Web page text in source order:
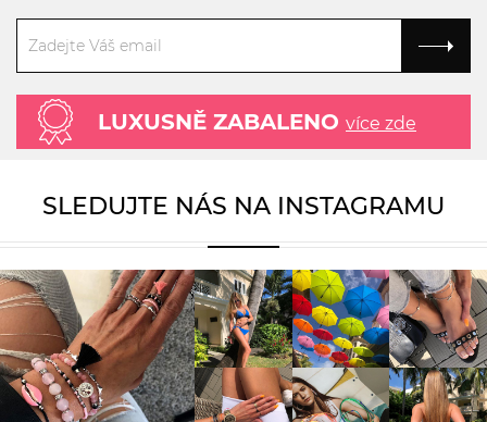
LUXUSNĚ ZABALENO více zde
SLEDUJTE NÁS NA INSTAGRAMU